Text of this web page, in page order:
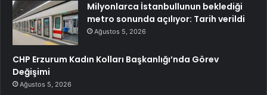
Milyonlarca İstanbullunun beklediği
metro sonunda açılıyor: Tarih verildi
Ağustos 5, 2026
CHP Erzurum Kadın Kolları Başkanlığı’nda Görev
Değişimi
Ağustos 5, 2026